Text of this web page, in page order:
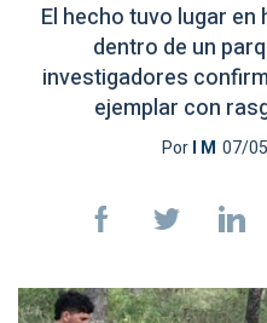
El hecho tuvo lugar
dentro de un
investigadores
ejemplar con
PorI M 07/